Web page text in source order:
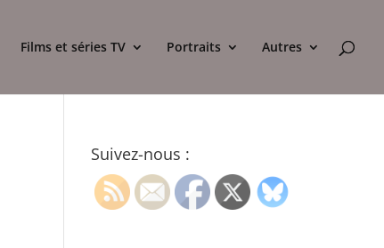
Films et séries TV Portraits Autres
Suivez-nous :